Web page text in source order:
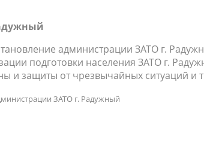
администрации ЗАТО г.
подготовки населения ЗАТО г.
и защиты от чрезвычайных ситуаций и
ЗАТО г. Радужный